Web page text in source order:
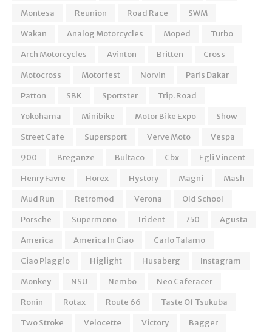
Montesa
Reunion Road Race
SWM
Wakan
Analog Motorcycles Moped
Turbo
Arch Motorcycles
Avinton Britten
Cross
Motocross
Motorfest Norvin
Paris Dakar
Patton
SBK Sportster
Trip. Road
Yokohama
Minibike Motor Bike Expo
Show
Street Cafe
Supersport Verve Moto
Vespa
900
Breganze Bultaco Cbx
Egli Vincent
Henry Favre
Horex Hystory Magni
Mash
Mud Run
Retromod Verona
Old School
Porsche
Supermono Trident 750
Agusta
America
America In Ciao
Carlo Talamo
Ciao Piaggio
Higlight Husaberg
Instagram
Monkey
NSU Nembo
Neo Caferacer
Ronin
Rotax Route 66
Taste Of Tsukuba
Two Stroke
Velocette Victory Bagger